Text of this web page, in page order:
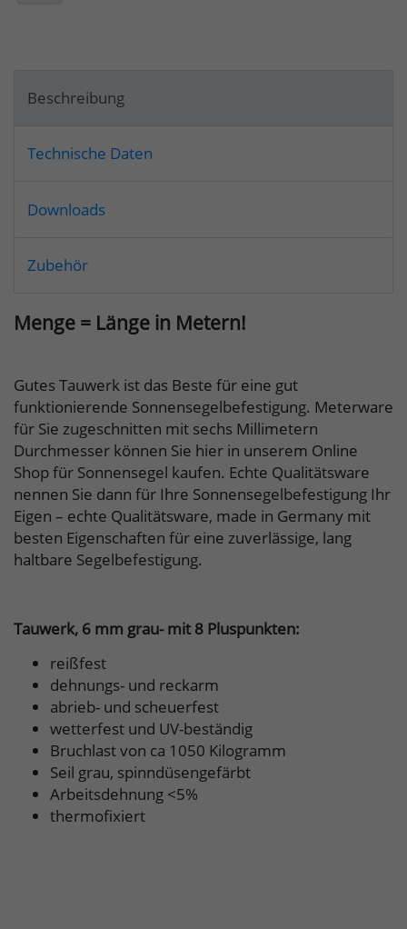
Beschreibung
Technische Daten
Downloads
Zubehör
Menge = Länge in Metern!
Gutes Tauwerk ist das Beste für eine gut
funktionierende Sonnensegelbefestigung. Meterware
für Sie zugeschnitten mit sechs Millimetern
Durchmesser können Sie hier in unserem Online
Shop für Sonnensegel kaufen. Echte Qualitätsware
nennen Sie dann für Ihre Sonnensegelbefestigung Ihr
Eigen – echte Qualitätsware, made in Germany mit
besten Eigenschaften für eine zuverlässige, lang
haltbare Segelbefestigung.
Tauwerk, 6 mm grau- mit 8 Pluspunkten:
reißfest
dehnungs- und reckarm
abrieb- und scheuerfest
wetterfest und UV-beständig
Bruchlast von ca 1050 Kilogramm
Seil grau, spinndüsengefärbt
Arbeitsdehnung <5%
thermofixiert